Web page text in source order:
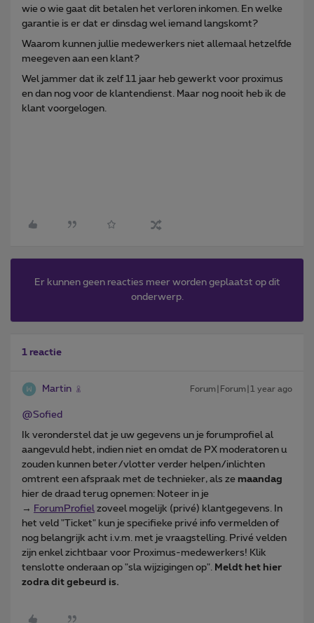
wie o wie gaat dit betalen het verloren inkomen. En welke
garantie is er dat er dinsdag wel iemand langskomt?
Waarom kunnen jullie medewerkers niet allemaal hetzelfde
meegeven aan een klant?
Wel jammer dat ik zelf 11 jaar heb gewerkt voor proximus
en dan nog voor de klantendienst. Maar nog nooit heb ik de
klant voorgelogen.
Er kunnen geen reacties meer worden geplaatst op dit
onderwerp.
1 reactie
Martin Forum|Forum|1 year ago
@Sofied
Ik veronderstel dat je uw gegevens un je forumprofiel al
aangevuld hebt, indien niet en omdat de PX moderatoren u
zouden kunnen beter/vlotter verder helpen/inlichten
omtrent een afspraak met de technieker, als ze maandag
hier de draad terug opnemen: Noteer in je
→ ForumProfiel zoveel mogelijk (privé) klantgegevens. In
het veld "Ticket" kun je specifieke privé info vermelden of
nog belangrijk acht i.v.m. met je vraagstelling. Privé velden
zijn enkel zichtbaar voor Proximus-medewerkers! Klik
tenslotte onderaan op "sla wijzigingen op".
Meldt het hier
zodra dit gebeurd is.